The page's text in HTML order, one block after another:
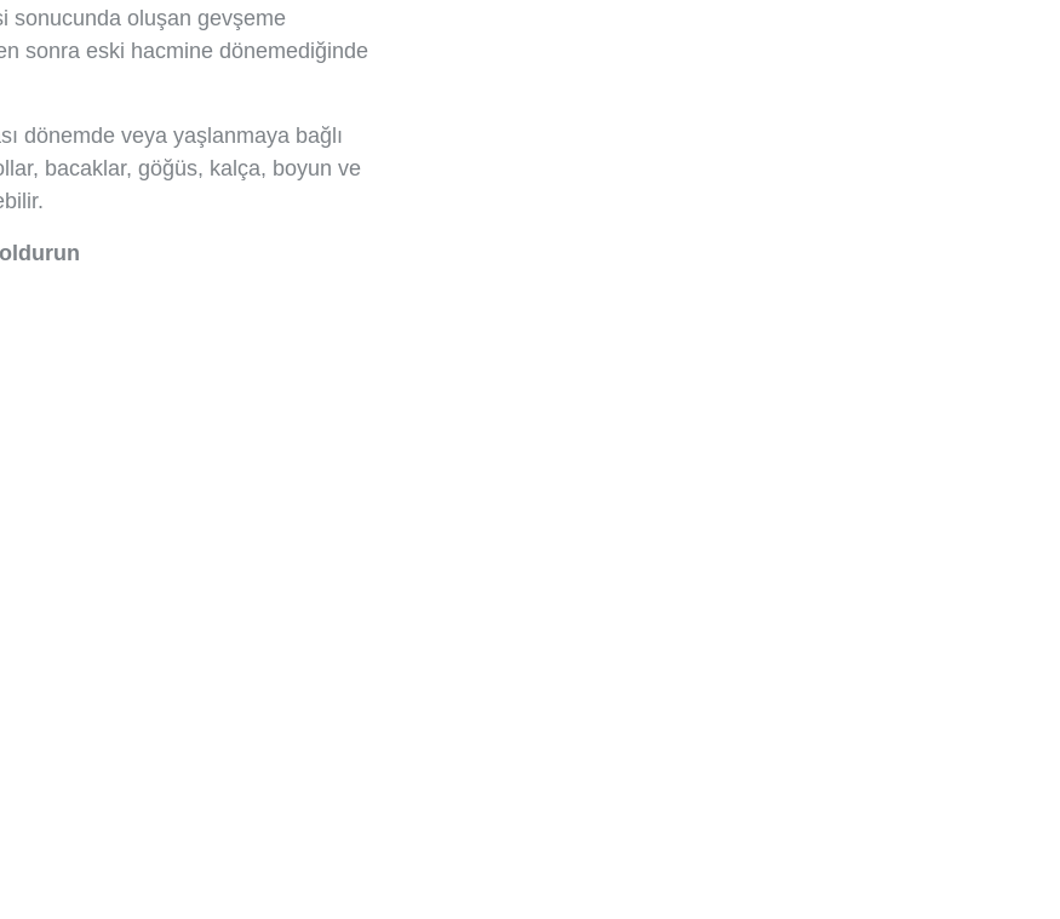
sonucunda oluşan gevşeme
sonra eski hacmine dönemediğinde
dönemde veya yaşlanmaya bağlı
bacaklar, göğüs, kalça, boyun ve